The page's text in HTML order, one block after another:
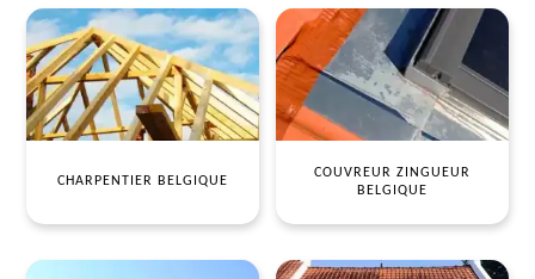
CHARPENTIER BELGIQUE
COUVREUR ZINGUEUR
BELGIQUE